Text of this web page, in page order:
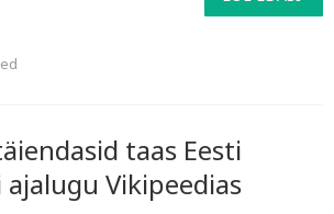
taas Eesti
Vikipeedias